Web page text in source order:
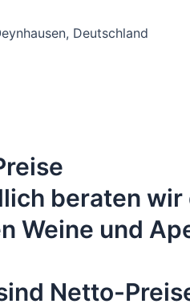
Deutschland
beraten
Weine und
Netto-